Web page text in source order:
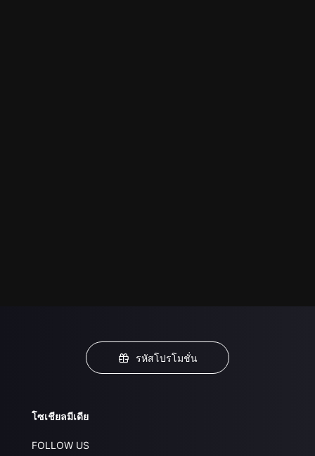
รหัสโปรโมชั่น
โซเชียลมีเดีย
FOLLOW US